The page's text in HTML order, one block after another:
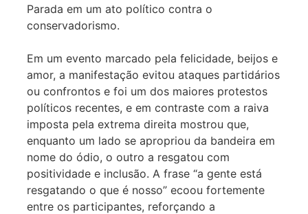
Parada em um ato político contra o
conservadorismo.
Em um evento marcado pela felicidade, beijos e
amor, a manifestação evitou ataques partidários
ou confrontos e foi um dos maiores protestos
políticos recentes, e em contraste com a raiva
imposta pela extrema direita mostrou que,
enquanto um lado se apropriou da bandeira em
nome do ódio, o outro a resgatou com
positividade e inclusão. A frase “a gente está
resgatando o que é nosso” ecoou fortemente
entre os participantes, reforçando a